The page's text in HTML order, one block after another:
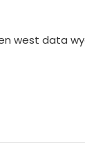
west data